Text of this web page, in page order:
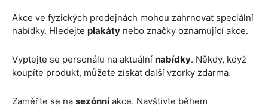
Akce ve fyzických prodejnách mohou zahrnovat speciální
nabídky. Hledejte plakáty nebo značky oznamující akce.
Vyptejte se personálu na aktuální nabídky. Někdy, když
koupíte produkt, můžete získat další vzorky zdarma.
Zaměřte se na sezónníakce. Navštivte během